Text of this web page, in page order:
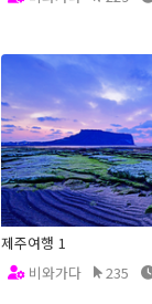
제주여행 1
비와가다
235